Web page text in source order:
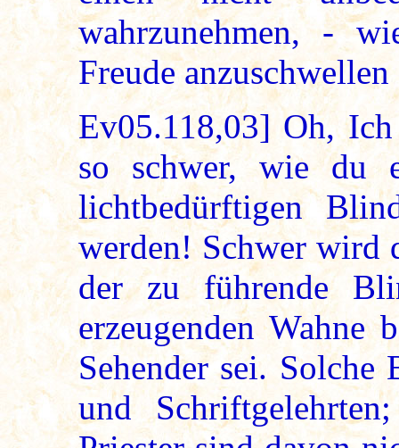
wahrzunehmen, -
Freude
Ev05.118,03] Oh,
so schwer, wie du
lichtbedürftigen
werden! Schwer wird
der zu führende
erzeugenden Wahne
Sehender sei. Solche
und